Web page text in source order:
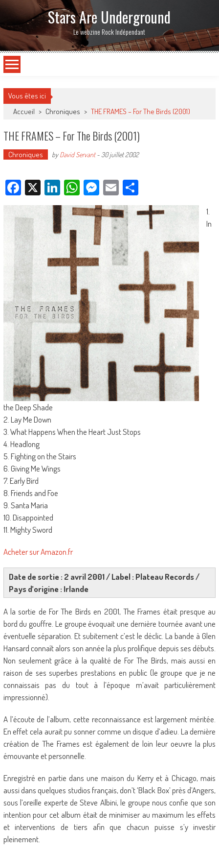
Stars Are Underground
Le webzine Rock Indépendant
Vous êtes ici
Accueil > Chroniques > THE FRAMES – For The Birds (2001)
THE FRAMES – For The Birds (2001)
Chroniques byDavid Servant- 30 juillet 2002
Facebook
X LinkedIn
WhatsApp
Messenger
EmailPartager
1.
In
the Deep Shade
2. Lay Me Down
3. What Happens When the Heart Just Stops
4. Headlong
5. Fighting on the Stairs
6. Giving Me Wings
7. Early Bird
8. Friends and Foe
9. Santa Maria
10. Disappointed
11. Mighty Sword
Acheter sur Amazon.fr
Date de sortie : 2 avril 2001 / Label : Plateau Records /
Pays d’origine : Irlande
A la sortie de For The Birds en 2001, The Frames était presque au
bord du gouffre. Le groupe évoquait une dernière tournée avant une
éventuelle séparation. Et subitement c’est le déclic. La bande à Glen
Hansard connaît alors son année la plus prolifique depuis ses débuts.
Non seulement grâce à la qualité de For The Birds, mais aussi en
raison de ses superbes prestations en public (le groupe que je ne
connaissais pas du tout à l’époque m’avait particulièrement
impressionné).
A l’écoute de l’album, cette reconnaissance est largement méritée.
En effet cela aurait pu sonner comme un disque d’adieu. La dernière
création de The Frames est également de loin leur oeuvre la plus
émouvante et personnelle.
Enregistré en partie dans une maison du Kerry et à Chicago, mais
aussi dans quelques studios français, don’t ‘Black Box’ près d’Angers,
sous l’oreille experte de Steve Albini, le groupe nous confie que son
intention pour cet album était de minimiser au maximum les effets
et interventions de tiers afin que chacun puisse s’y investir
pleinement.